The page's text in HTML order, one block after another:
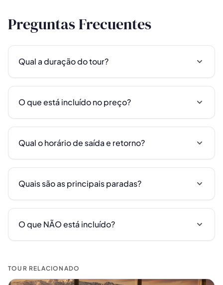
Preguntas Frecuentes
Qual a duração do tour?
O que está incluído no preço?
Qual o horário de saída e retorno?
Quais são as principais paradas?
O que NÃO está incluído?
TOUR RELACIONADO